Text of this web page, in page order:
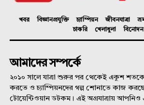
খবর বিজ্ঞানপ্রযুক্তি চ্যাম্পিয়ন জীবনযাত্রা
চাকরি
খেলাধুলা বিনোদন
আমাদের সম্পর্কে
২০১০ সালে যাত্রা শুরুর পর থেকেই একুশ
করতে ও চ্যাম্পিয়নদের গল্প শোনাতে কাজ করছে
টোয়েন্টিওয়ান ডটকম। এই অগ্রযাত্রায় আপনিও